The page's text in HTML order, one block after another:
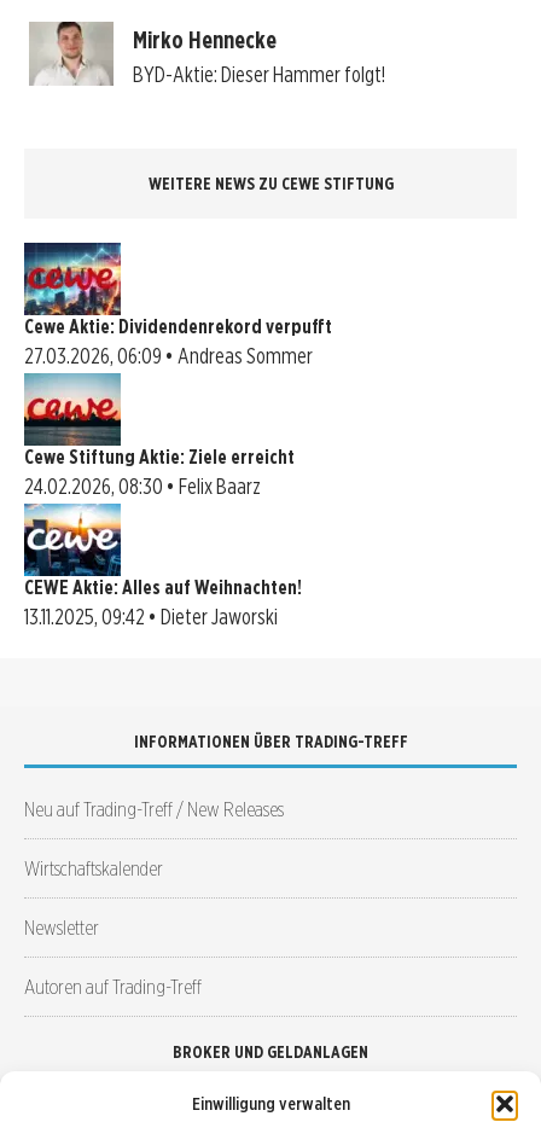
Einwilligung verwalten
Mirko Hennecke
BYD-Aktie: Dieser Hammer folgt!
WEITERE NEWS ZU CEWE STIFTUNG
Cewe Aktie: Dividendenrekord verpufft
27.03.2026, 06:09 • Andreas Sommer
Cewe Stiftung Aktie: Ziele erreicht
24.02.2026, 08:30 • Felix Baarz
CEWE Aktie: Alles auf Weihnachten!
13.11.2025, 09:42 • Dieter Jaworski
INFORMATIONEN ÜBER TRADING-TREFF
Neu auf Trading-Treff / New Releases
Wirtschaftskalender
Newsletter
Autoren auf Trading-Treff
BROKER UND GELDANLAGEN